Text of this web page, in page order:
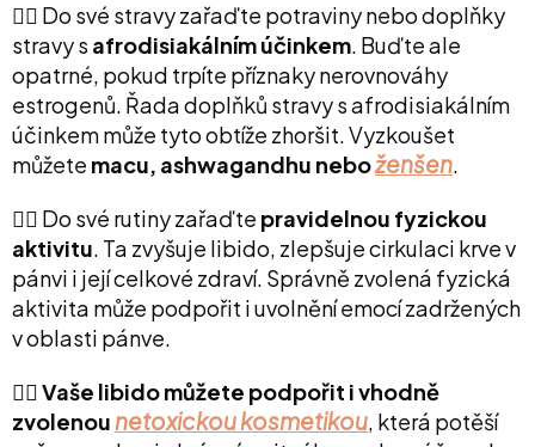
👉🏻 Do své stravy zařaďte potraviny nebo doplňky
stravy s afrodisiakálním účinkem. Buďte ale
opatrné, pokud trpíte příznaky nerovnováhy
estrogenů. Řada doplňků stravy s afrodisiakálním
účinkem může tyto obtíže zhoršit. Vyzkoušet
můžete macu, ashwagandhu neboženšen.
👉🏻 Do své rutiny zařaďte pravidelnou fyzickou
aktivitu. Ta zvyšuje libido, zlepšuje cirkulaci krve v
pánvi i její celkové zdraví. Správně zvolená fyzická
aktivita může podpořit i uvolnění emocí zadržených
v oblasti pánve.
👉🏻 Vaše libido můžete podpořit i vhodně
zvolenou netoxickou kosmetikou, která potěší